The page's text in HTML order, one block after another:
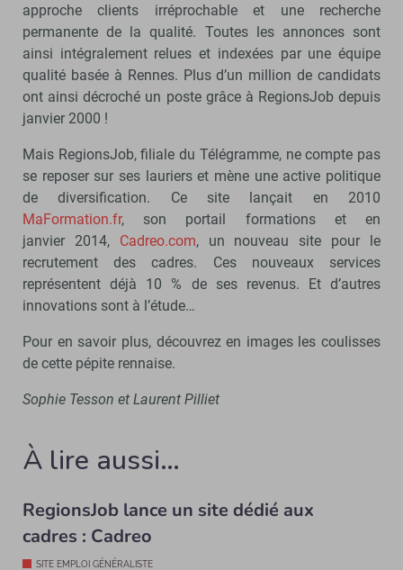
approche clients irréprochable et une recherche
permanente de la qualité. Toutes les annonces sont
ainsi intégralement relues et indexées par une équipe
qualité basée à Rennes. Plus d’un million de candidats
ont ainsi décroché un poste grâce à RegionsJob depuis
janvier 2000 !
Mais RegionsJob, filiale du Télégramme, ne compte pas
se reposer sur ses lauriers et mène une active politique
de diversification. Ce site lançait en 2010
MaFormation.fr, son portail formations et en
janvier 2014, Cadreo.com, un nouveau site pour le
recrutement des cadres. Ces nouveaux services
représentent déjà 10 % de ses revenus. Et d’autres
innovations sont à l’étude…
Pour en savoir plus, découvrez en images les coulisses
de cette pépite rennaise.
Sophie Tesson et Laurent Pilliet
À lire aussi…
RegionsJob lance un site dédié aux
cadres : Cadreo
SITE EMPLOI GÉNÉRALISTE